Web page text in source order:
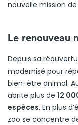
nouvelle mission
Le renouveau
Depuis sa
modernisé pour
bien-être animal.
abrite plus de 12
espèces. En plus
zoo se concentre